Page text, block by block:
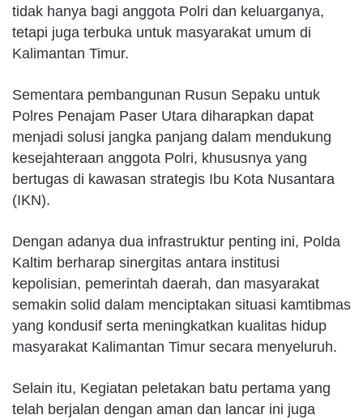
tidak hanya bagi anggota Polri dan keluarganya,
tetapi juga terbuka untuk masyarakat umum di
Kalimantan Timur.
Sementara pembangunan Rusun Sepaku untuk
Polres Penajam Paser Utara diharapkan dapat
menjadi solusi jangka panjang dalam mendukung
kesejahteraan anggota Polri, khususnya yang
bertugas di kawasan strategis Ibu Kota Nusantara
(IKN).
Dengan adanya dua infrastruktur penting ini, Polda
Kaltim berharap sinergitas antara institusi
kepolisian, pemerintah daerah, dan masyarakat
semakin solid dalam menciptakan situasi kamtibmas
yang kondusif serta meningkatkan kualitas hidup
masyarakat Kalimantan Timur secara menyeluruh.
Selain itu, Kegiatan peletakan batu pertama yang
telah berjalan dengan aman dan lancar ini juga